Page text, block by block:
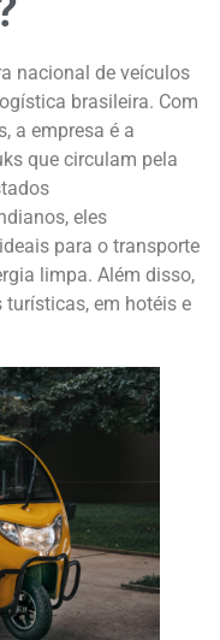
nacional de veículos
brasileira. Com
a empresa é a
que circulam pela
eles
para o transporte
limpa. Além disso,
em hotéis e